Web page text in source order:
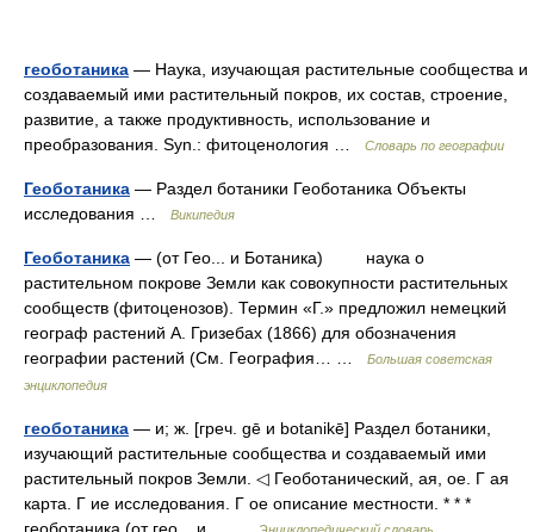
геоботаника — Наука, изучающая растительные сообщества и
создаваемый ими растительный покров, их состав, строение,
развитие, а также продуктивность, использование и
преобразования. Syn.: фитоценология …
Словарь по географии
Геоботаника — Раздел ботаники Геоботаника Объекты
исследования …
Википедия
Геоботаника — (от Гео... и Ботаника) наука о
растительном покрове Земли как совокупности растительных
сообществ (фитоценозов). Термин «Г.» предложил немецкий
географ растений А. Гризебах (1866) для обозначения
географии растений (См. География… …
Большая советская
энциклопедия
геоботаника — и; ж. [греч. gē и botanikē] Раздел ботаники,
изучающий растительные сообщества и создаваемый ими
растительный покров Земли. ◁ Геоботанический, ая, ое. Г ая
карта. Г ие исследования. Г ое описание местности. * * *